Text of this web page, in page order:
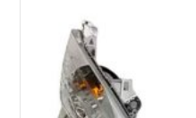
AGGIUNGI